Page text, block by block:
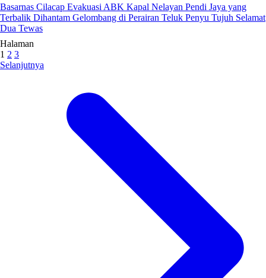
Basarnas Cilacap Evakuasi ABK Kapal Nelayan Pendi Jaya yang
Terbalik Dihantam Gelombang di Perairan Teluk Penyu Tujuh Selamat
Dua Tewas
Halaman
1 2 3
Selanjutnya